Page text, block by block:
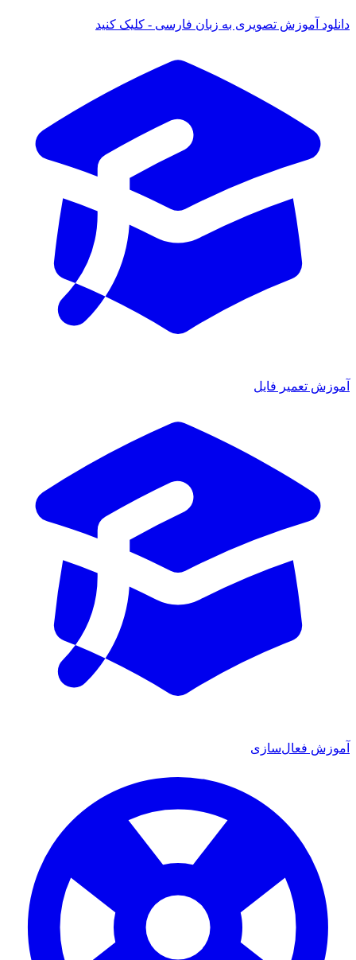
دانلود آموزش تصویری به زبان فارسی - کلیک کنید
آموزش تعمیر فایل
آموزش فعال‌سازی